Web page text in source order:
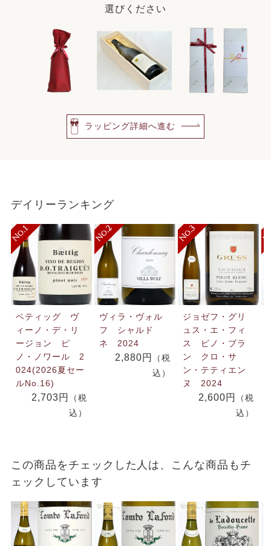
選びください
ラッピング詳細へ進む
デイリーランキング
ベティッグ ヴ
ィーノ・デ・リ
ージョン ピ
ノ・ノワール 2
024(2026夏セー
ルNo.16)
2,703円
（税
込）
ヴィラ・ヴォル
フ シャルド
ネ 2024
2,880円
（税
込）
ジョゼフ・グリ
ュス・エ・フィ
ス ピノ・ブラ
ン クロ・サ
ン・テティエン
ヌ 2024
2,600円
（税
込）
この商品をチェックした人は、こんな商品もチ
ェックしています